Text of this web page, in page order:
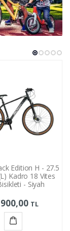
Edition H - 27.5
Kadro 18 Vites
- Siyah
TL